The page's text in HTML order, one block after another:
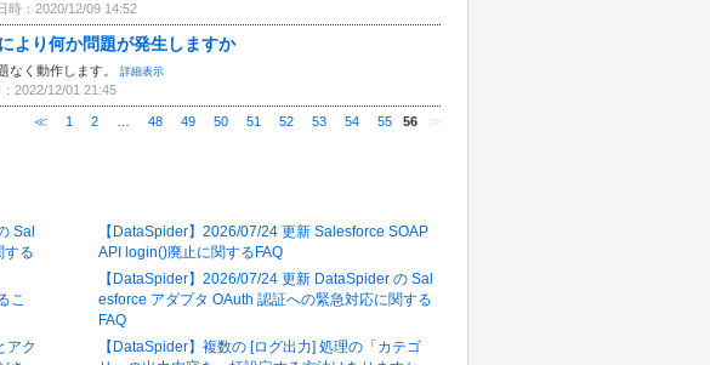
時：2020/12/09 14:52
より何か問題が発生しますか
なく動作します。 詳細表示
2022/12/01 21:45
≪ 1 2 48 49 50 51 52 53 54 55 56
Sal
する
こ
アク
【DataSpider】2026/07/24 更新 Salesforce SOAP
API login()廃止に関するFAQ
【DataSpider】2026/07/24 更新 DataSpider の Sal
esforce アダプタ OAuth 認証への緊急対応に関する
FAQ
【DataSpider】複数の [ログ出力] 処理の「カテゴ